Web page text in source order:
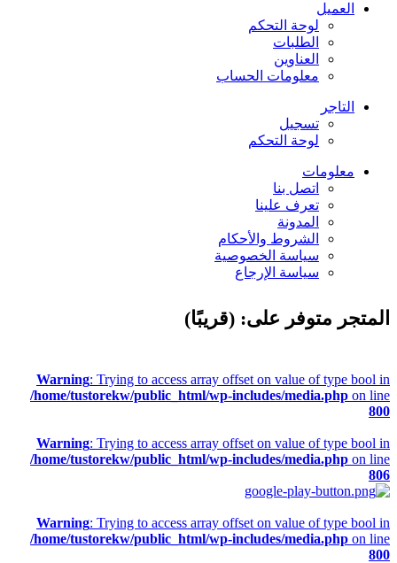
العميل
لوحة التحكم
الطلبات
العناوين
معلومات الحساب
التاجر
تسجيل
لوحة التحكم
معلومات
اتصل بنا
تعرف علينا
المدونة
الشروط والأحكام
سياسة الخصوصية
سياسة الإرجاع
المتجر متوفر على: (قريبًا)
Warning: Trying to access array offset on value of type bool in
/home/tustorekw/public_html/wp-includes/media.php on line
800
Warning: Trying to access array offset on value of type bool in
/home/tustorekw/public_html/wp-includes/media.php on line
806
Warning: Trying to access array offset on value of type bool in
/home/tustorekw/public_html/wp-includes/media.php on line
800